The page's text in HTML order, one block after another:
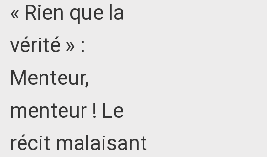
« Rien que la
vérité » :
Menteur,
menteur ! Le
récit malaisant